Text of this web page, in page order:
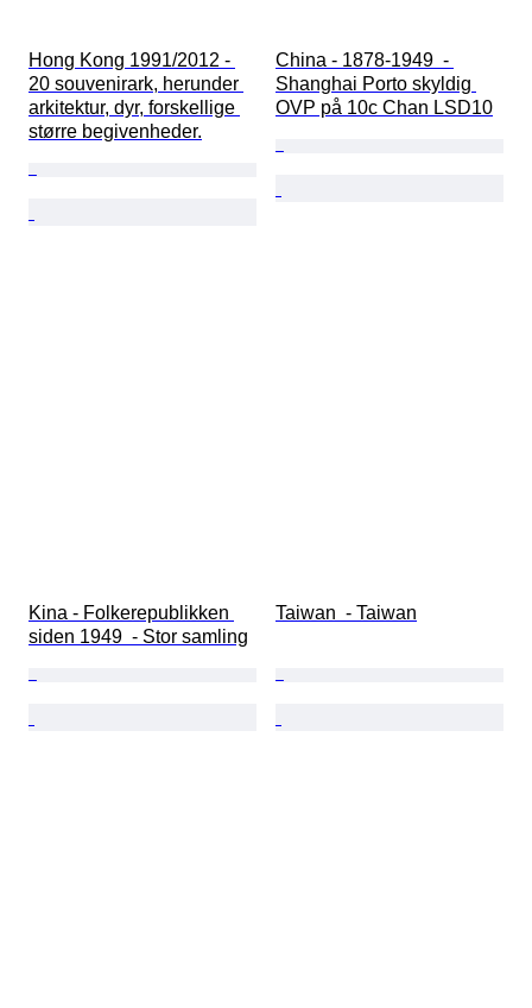
Hong Kong 1991/2012 -
20 souvenirark, herunder
arkitektur, dyr, forskellige
større begivenheder.
China - 1878-1949  -
Shanghai Porto skyldig
OVP på 10c Chan LSD10
Kina - Folkerepublikken
siden 1949  - Stor samling
Taiwan  - Taiwan